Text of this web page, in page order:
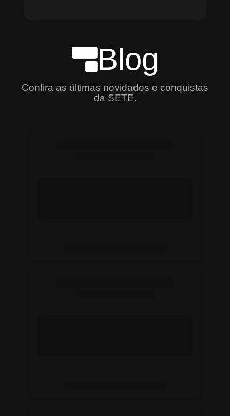
Blog
Confira as últimas novidades e conquistas
da SETE.